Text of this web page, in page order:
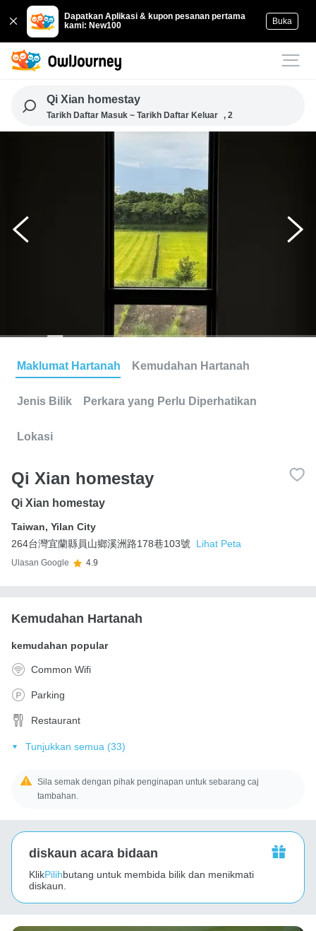
Dapatkan Aplikasi & kupon pesanan pertama
kami: New100
Buka
Qi Xian homestay
Tarikh Daftar Masuk ~ Tarikh Daftar Keluar , 2
Maklumat Hartanah Kemudahan Hartanah
Jenis Bilik Perkara yang Perlu Diperhatikan
Lokasi
Qi Xian homestay
Qi Xian homestay
Taiwan, Yilan City
264台灣宜蘭縣員山鄉溪洲路178巷103號
Lihat Peta
Ulasan Google 4.9
Kemudahan Hartanah
kemudahan popular
Common Wifi
Parking
Restaurant
Tunjukkan semua (33)
Sila semak dengan pihak penginapan untuk sebarang caj
tambahan.
diskaun acara bidaan
KlikPilihbutang untuk membida bilik dan menikmati
diskaun.